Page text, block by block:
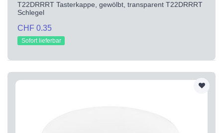
T22DRRRT Tasterkappe, gewölbt, transparent T22DRRRT
Schlegel
CHF 0.35
Sofort lieferbar